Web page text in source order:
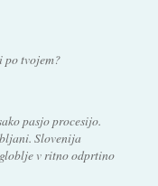
po tvojem?
pasjo procesijo.
Slovenija
v ritno odprtino